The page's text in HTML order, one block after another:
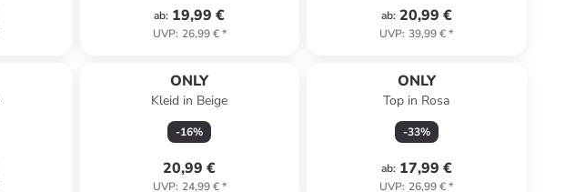
ab: 19,99 €
UVP: 26,99 €*
ab: 20,99 €
UVP: 39,99 €*
ONLY
Kleid in Beige
-16%
20,99 €
UVP: 24,99 €*
ONLY
Top in Rosa
-33%
ab: 17,99 €
UVP: 26,99 €*